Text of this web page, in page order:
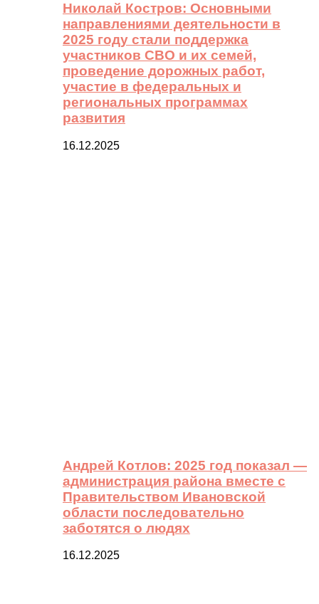
Николай Костров: Основными
направлениями деятельности в
2025 году стали поддержка
участников СВО и их семей,
проведение дорожных работ,
участие в федеральных и
региональных программах
развития
16.12.2025
Андрей Котлов: 2025 год показал —
администрация района вместе с
Правительством Ивановской
области последовательно
заботятся о людях
16.12.2025